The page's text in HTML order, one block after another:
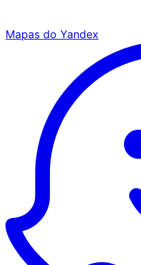
Mapas do Yandex